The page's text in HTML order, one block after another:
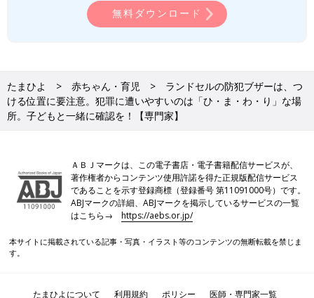
とに対し、楽しい気持ちより不安な気持ちが勝ってしまうかもし
れません。子どもをねらう犯罪者はごくわずかで、社会の大半
う。
NPO法人体験型安全教育支援機構
『あぶないときは いやです、だめです、いきません』
無料ダウンロード
たまひよ 赤ちゃん・育児
ランドセルの防犯ブザーは、つ
ける位置に要注意。犯罪に遭いやすいのは「ひ・ま・わ・り」な場
所。子どもと一緒に確認を！【専門家】
ＡＢＪマークは、この電子書店・電子書籍配信サービスが、
著作権者からコンテンツ使用許諾を得た正規版配信サービス
であることを示す登録商標（登録番号 第11091000号）です。
ABJマークの詳細、ABJマークを掲示しているサービスの一覧
はこちら→https://aebs.or.jp/
本サイトに掲載されている記事・写真・イラスト等のコンテンツの無断転載を禁じま
す。
たまひよについて 利用規約 ポリシー 医師・専門家一覧